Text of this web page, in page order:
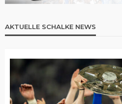
AKTUELLE SCHALKE NEWS